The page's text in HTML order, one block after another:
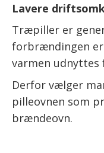
Lavere
Træpiller er
forbrændingen
varmen udnyttes
Derfor vælger
pilleovnen som
brændeovn.